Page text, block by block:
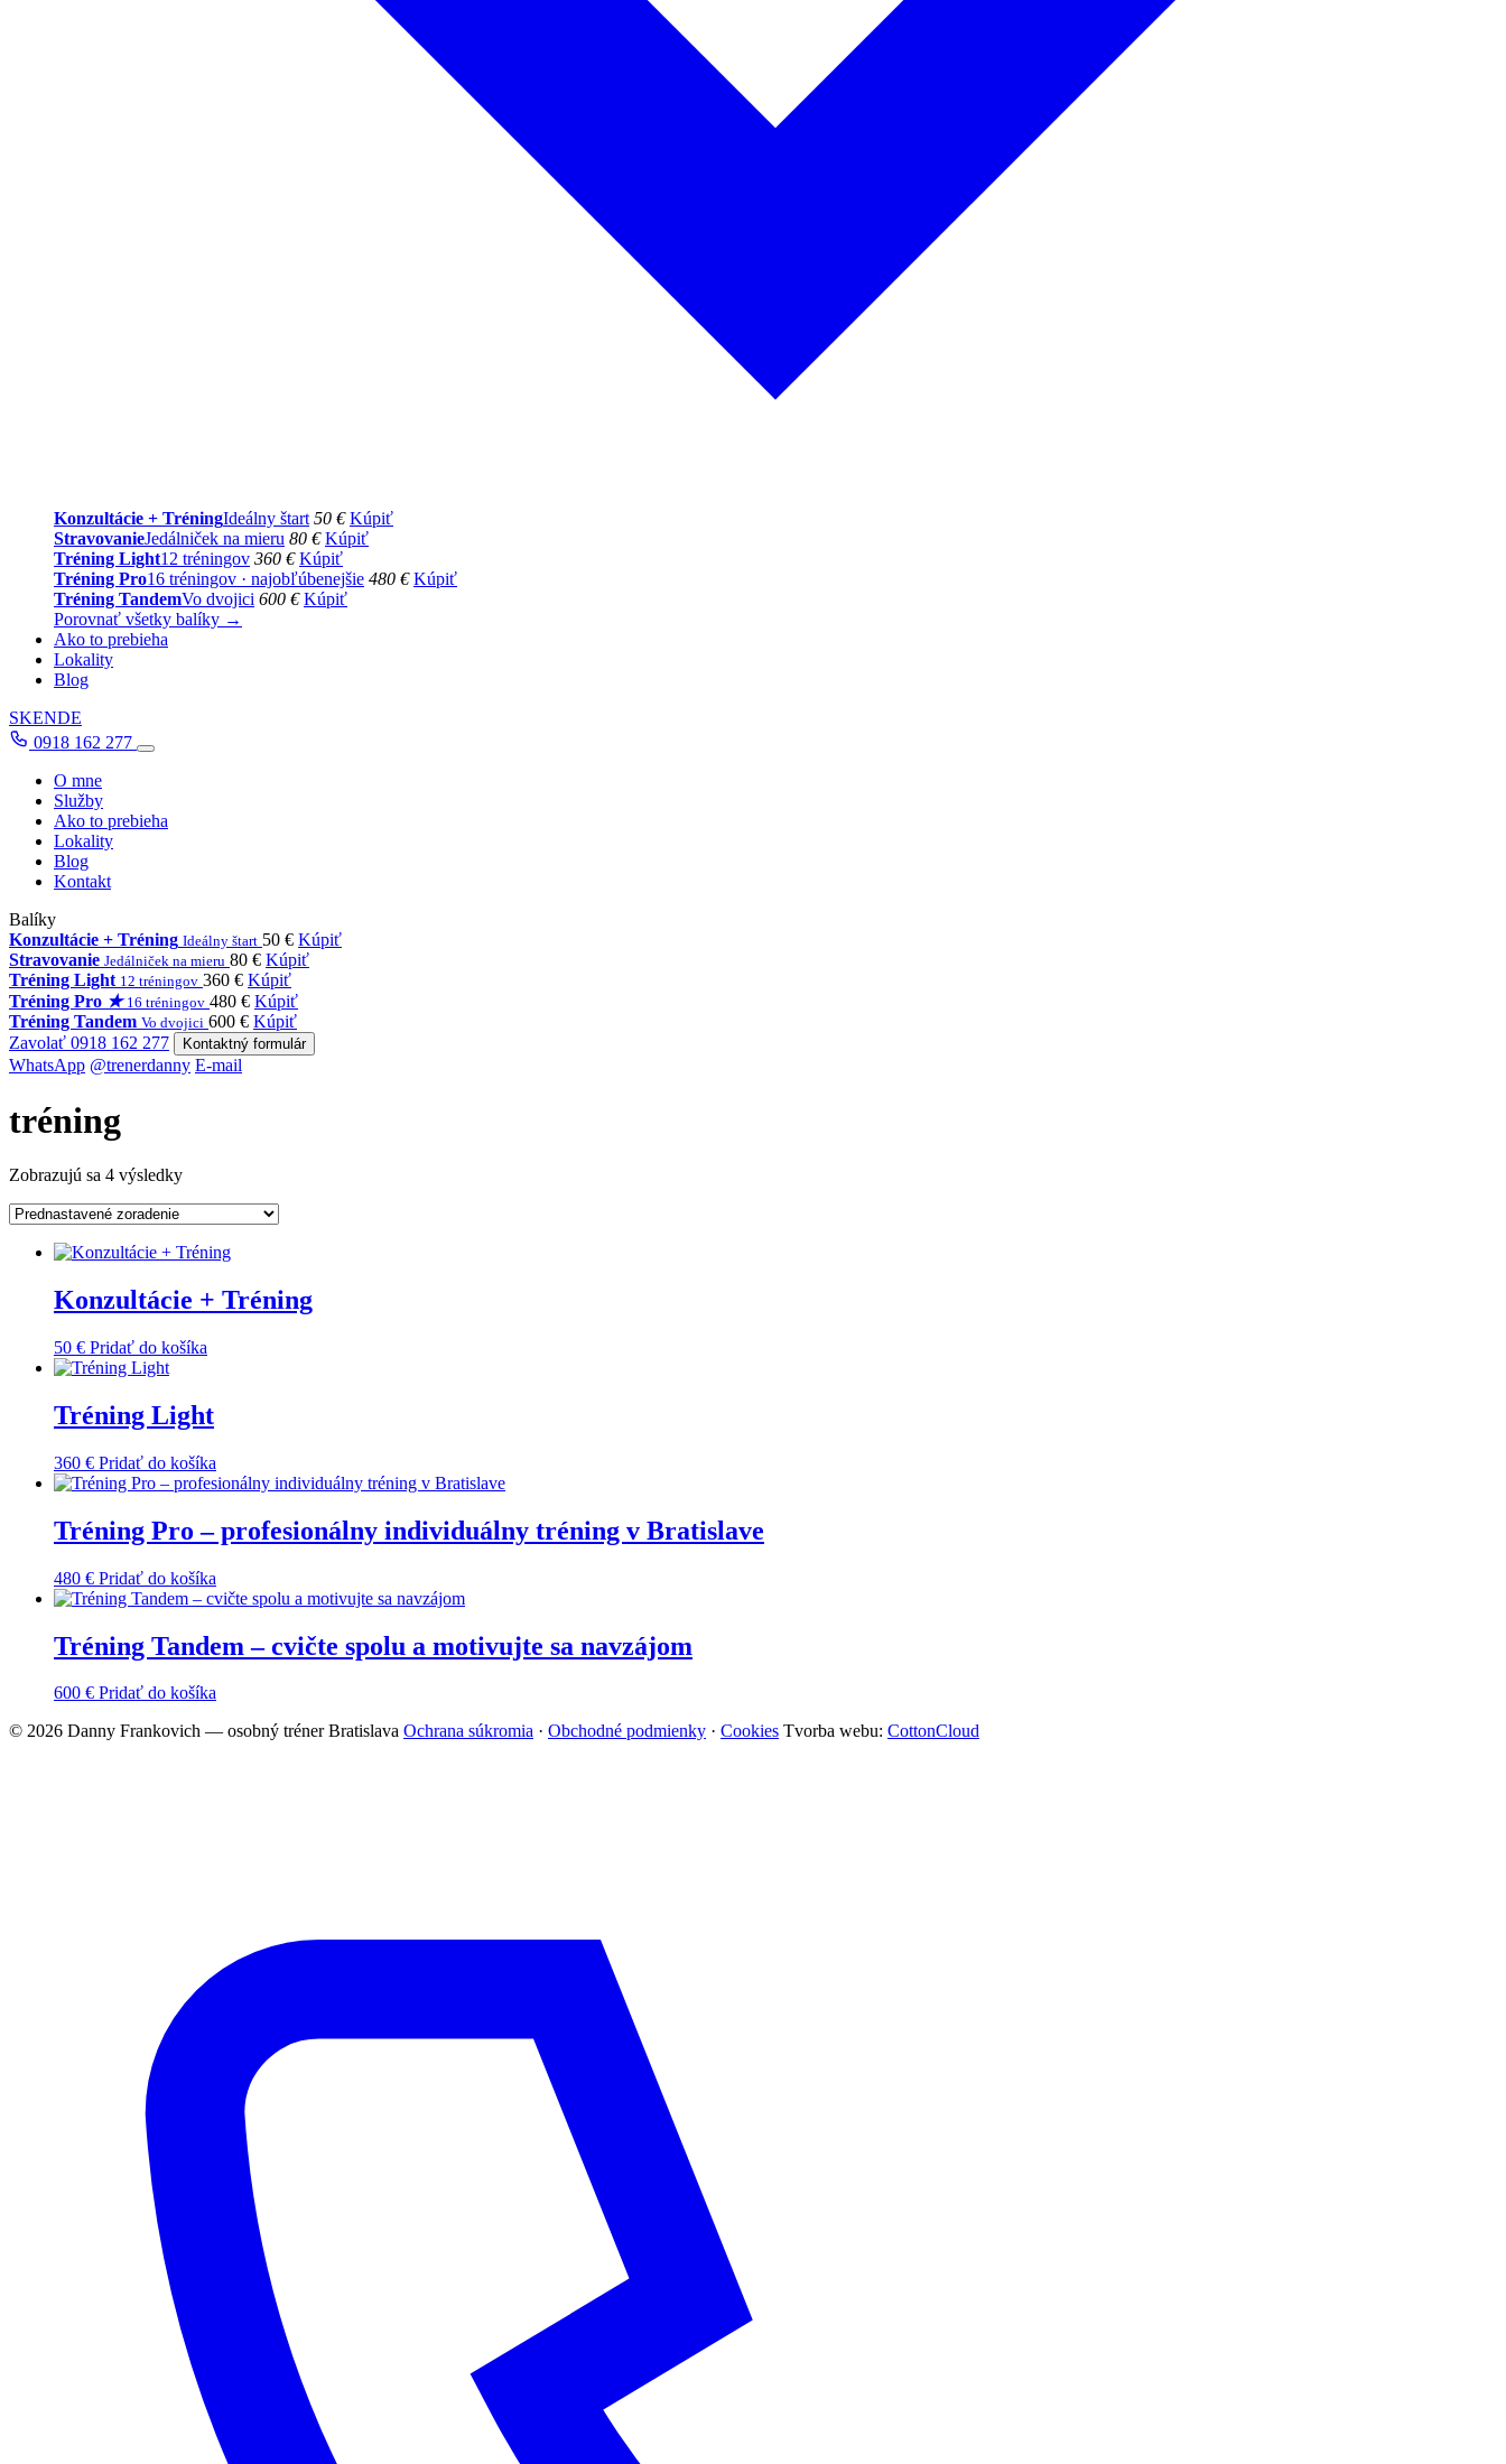
Konzultácie + TréningIdeálny štart 50 € Kúpiť
StravovanieJedálniček na mieru 80 € Kúpiť
Tréning Light12 tréningov 360 € Kúpiť
Tréning Pro16 tréningov · najobľúbenejšie 480 € Kúpiť
Tréning TandemVo dvojici 600 € Kúpiť
Porovnať všetky balíky →
Ako to prebieha
Lokality
Blog
SKENDE
0918 162 277
O mne
Služby
Ako to prebieha
Lokality
Blog
Kontakt
Balíky
Konzultácie + Tréning Ideálny štart 50 € Kúpiť
Stravovanie Jedálniček na mieru 80 € Kúpiť
Tréning Light 12 tréningov 360 € Kúpiť
Tréning Pro ★ 16 tréningov 480 € Kúpiť
Tréning Tandem Vo dvojici 600 € Kúpiť
Zavolať 0918 162 277
Kontaktný formulár
WhatsApp @trenerdanny E-mail
tréning
Zobrazujú sa 4 výsledky
Konzultácie + Tréning
50 € Pridať do košíka
Tréning Light
360 € Pridať do košíka
Tréning Pro – profesionálny individuálny tréning v Bratislave
480 € Pridať do košíka
Tréning Tandem – cvičte spolu a motivujte sa navzájom
600 € Pridať do košíka
© 2026 Danny Frankovich — osobný tréner Bratislava Ochrana súkromia · Obchodné podmienky · Cookies Tvorba webu: CottonCloud